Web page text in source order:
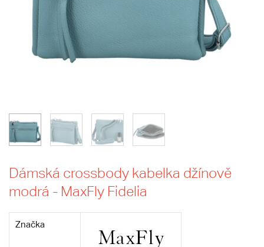
Dámská crossbody kabelka džínově
modrá - MaxFly Fidelia
Značka